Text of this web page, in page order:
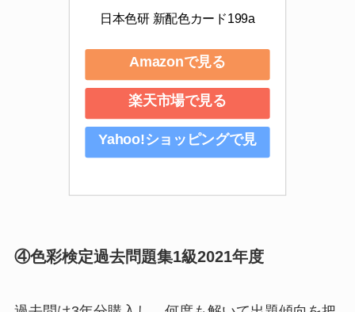
日本色研 新配色カード199a
Amazonで見る
楽天市場で見る
Yahoo!ショッピングで見
④色彩検定過去問題集1級2021年度